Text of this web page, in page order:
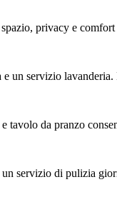
privacy e
servizio lavanderia.
da pranzo
servizio di pulizia